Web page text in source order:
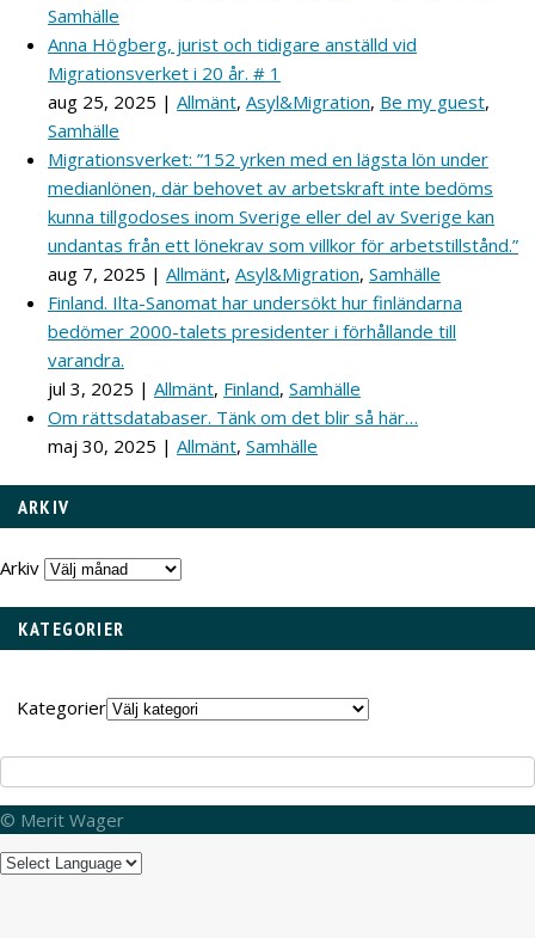
Samhälle
Anna Högberg, jurist och tidigare anställd vid
Migrationsverket i 20 år. # 1
aug 25, 2025 | Allmänt, Asyl&Migration, Be my guest,
Samhälle
Migrationsverket: ”152 yrken med en lägsta lön under
medianlönen, där behovet av arbetskraft inte bedöms
kunna tillgodoses inom Sverige eller del av Sverige kan
undantas från ett lönekrav som villkor för arbetstillstånd.”
aug 7, 2025 | Allmänt, Asyl&Migration, Samhälle
Finland. Ilta-Sanomat har undersökt hur finländarna
bedömer 2000-talets presidenter i förhållande till
varandra.
jul 3, 2025 | Allmänt, Finland, Samhälle
Om rättsdatabaser. Tänk om det blir så här…
maj 30, 2025 | Allmänt, Samhälle
ARKIV
Arkiv
KATEGORIER
Kategorier
© Merit Wager